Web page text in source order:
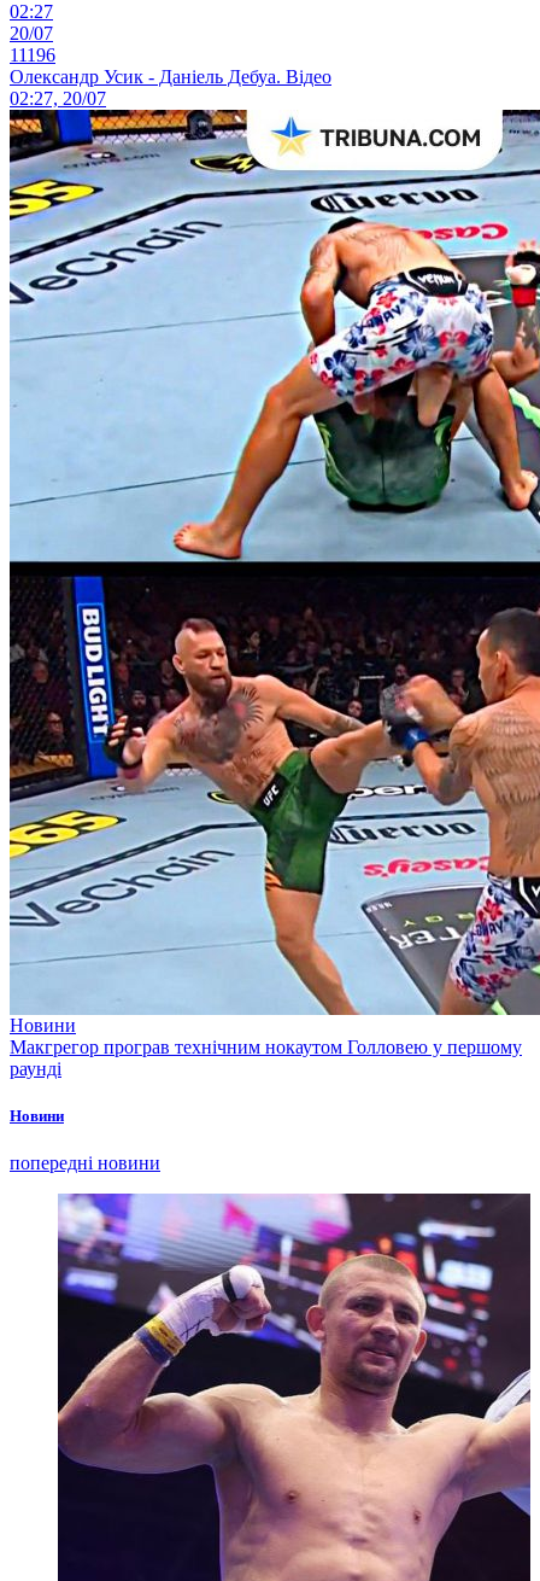
02:27
20/07
11196
Олександр Усик - Даніель Дебуа. Відео
02:27, 20/07
Новини
Макгрегор програв технічним нокаутом Голловею у першому
раунді
Новини
попередні новини